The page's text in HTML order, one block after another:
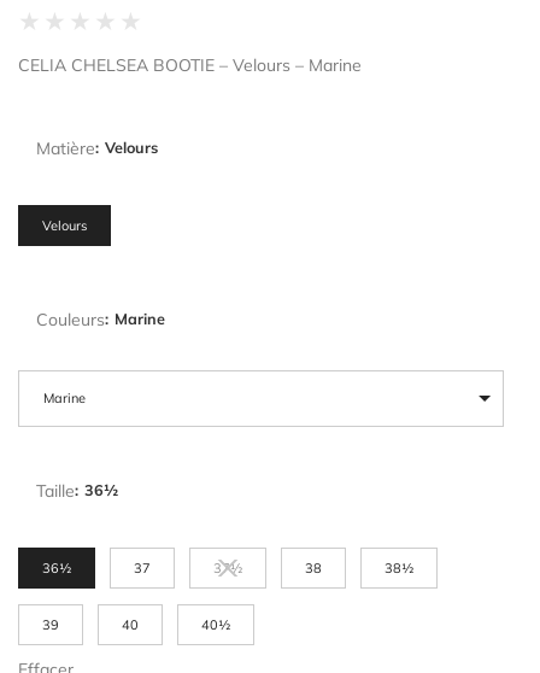
★ ★ ★ ★ ★
CELIA CHELSEA BOOTIE – Velours – Marine
Matière: Velours
Velours
Couleurs: Marine
Marine
Taille: 36½
36½ 37 37½ 38 38½
39 40 40½